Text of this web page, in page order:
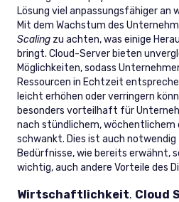
Lösung viel anpassungsfähiger an
Mit dem Wachstum des
Scaling zu achten, was einige
bringt. Cloud-Server bieten
Möglichkeiten, sodass
Ressourcen in Echtzeit
leicht erhöhen oder verringern
besonders vorteilhaft für
nach stündlichem, wöchentlichem
schwankt. Dies ist auch
Bedürfnisse, wie bereits erwähnt,
wichtig, auch andere Vorteile des
Wirtschaftlichkeit. Cloud